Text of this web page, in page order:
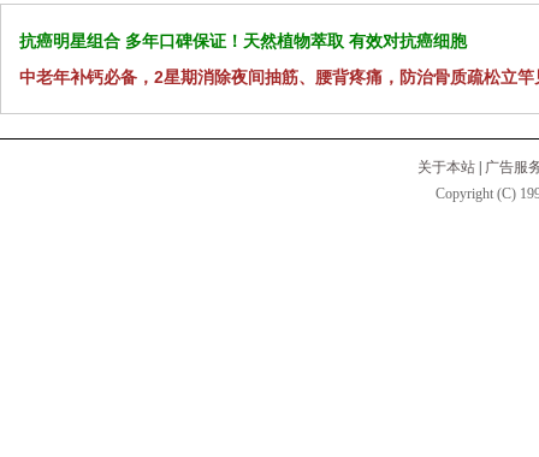
抗癌明星组合 多年口碑保证！天然植物萃取 有效对抗癌细胞
中老年补钙必备，2星期消除夜间抽筋、腰背疼痛，防治骨质疏松立竿
关于本站 | 广告服
Copyright (C)